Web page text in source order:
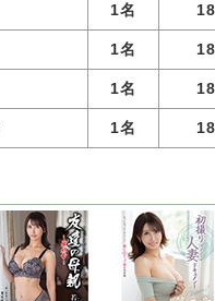
1名
1名
1名
1名